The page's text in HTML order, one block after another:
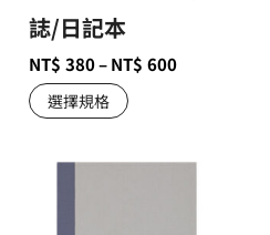
誌/日記本
NT$ 380–NT$ 600
選擇規格